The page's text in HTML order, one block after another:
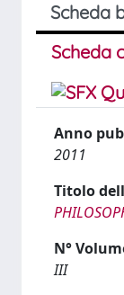
Scheda
Scheda
Anno
2011
Titolo
N°
III